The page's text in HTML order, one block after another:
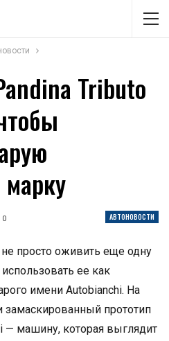
Tributo
АВТОНОВОСТИ
0
просто оживить еще одну
ее как
имени Autobianchi. На
замаскированный прототип
— машину, которая выглядит